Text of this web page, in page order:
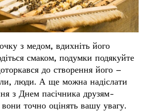
з медом, вдихніть його
смаком, подумки подякуйте
до створення його –
люди. А ще можна надіслати
з Днем пасічника друзям-
точно оцінять вашу увагу.